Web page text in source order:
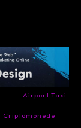
Airport Taxi
Criptomonede